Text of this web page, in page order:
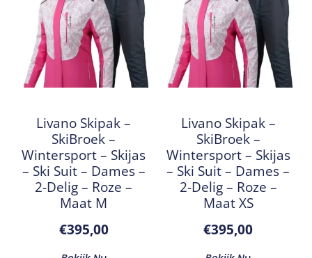
Livano Skipak –
SkiBroek –
Wintersport – Skijas
– Ski Suit – Dames –
2-Delig – Roze –
Maat M
€395,00
Livano Skipak –
SkiBroek –
Wintersport – Skijas
– Ski Suit – Dames –
2-Delig – Roze –
Maat XS
€395,00